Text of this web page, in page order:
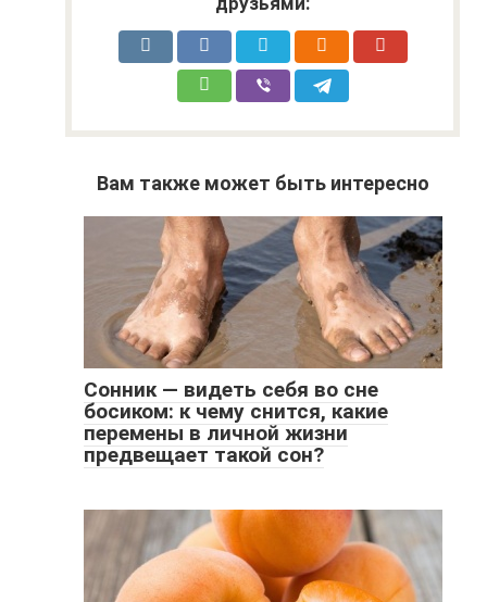
Вам также может быть интересно
Сонник — видеть себя во сне
босиком: к чему снится, какие
перемены в личной жизни
предвещает такой сон?